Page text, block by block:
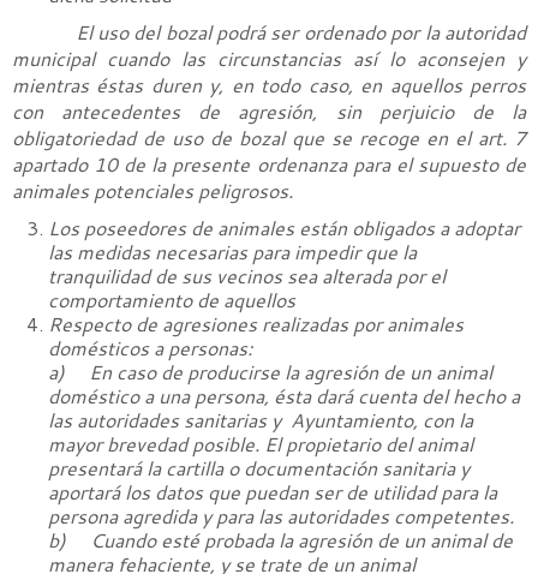
El uso del bozal podrá ser ordenado por la autoridad
municipal cuando las circunstancias así lo aconsejen y
mientras éstas duren y, en todo caso, en aquellos perros
con antecedentes de agresión, sin perjuicio de la
obligatoriedad de uso de bozal que se recoge en el art. 7
apartado 10 de la presente ordenanza para el supuesto de
animales potenciales peligrosos.
Los poseedores de animales están obligados a adoptar
las medidas necesarias para impedir que la
tranquilidad de sus vecinos sea alterada por el
comportamiento de aquellos
Respecto de agresiones realizadas por animales
domésticos a personas:
a) En caso de producirse la agresión de un animal
doméstico a una persona, ésta dará cuenta del hecho a
las autoridades sanitarias y Ayuntamiento, con la
mayor brevedad posible. El propietario del animal
presentará la cartilla o documentación sanitaria y
aportará los datos que puedan ser de utilidad para la
persona agredida y para las autoridades competentes.
b) Cuando esté probada la agresión de un animal de
manera fehaciente, y se trate de un animal